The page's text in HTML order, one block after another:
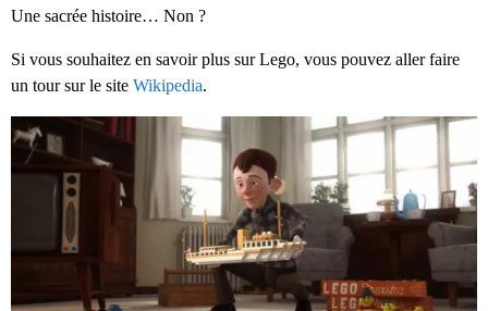
Une sacrée histoire… Non ?
Si vous souhaitez en savoir plus sur Lego, vous pouvez aller faire
un tour sur le site Wikipedia.